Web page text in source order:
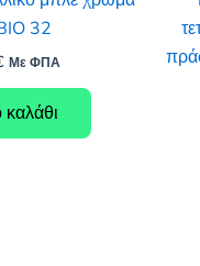
32
Η
τιμή
είναι:
52,50 €.
Με ΦΠΑ